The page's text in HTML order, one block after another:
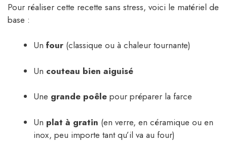
Pour réaliser cette recette sans stress, voici le matériel de
base :
Un four (classique ou à chaleur tournante)
Un couteau bien aiguisé
Une grande poêle pour préparer la farce
Un plat à gratin (en verre, en céramique ou en
inox, peu importe tant qu’il va au four)